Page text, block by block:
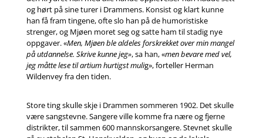
og hørt på sine turer i Drammens. Konsist og klart kunne
han få fram tingene, ofte slo han på de humoristiske
strenger, og Mjøen moret seg og satte ham til stadig nye
oppgaver. «Men, Mjøen ble aldeles forskrekket over min mangel
på utdannelse. Skrive kunne jeg», sa han, «men bevare med vel,
jeg måtte lese til artium hurtigst mulig», forteller Herman
Wildenvey fra den tiden.
Store ting skulle skje i Drammen sommeren 1902. Det skulle
være sangstevne. Sangere ville komme fra nære og fjerne
distrikter, til sammen 600 mannskorsangere. Stevnet skulle